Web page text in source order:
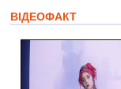
ВІДЕОФАКТ